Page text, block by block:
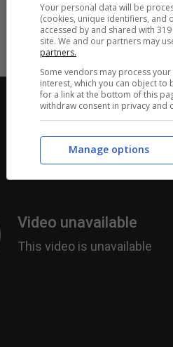
Your personal data will be
(cookies, unique identifiers, and
accessed by and shared with
site. We and our partners may
partners.
Some vendors may process
interest, which you can object
for a link at the bottom of this
withdraw consent in privacy and
Manage options